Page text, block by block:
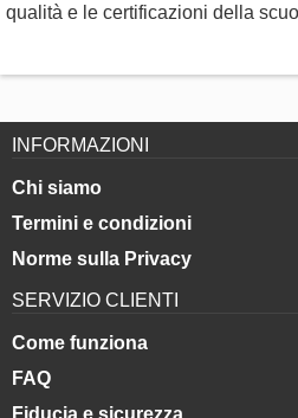
qualità e le certificazioni della
INFORMAZIONI
Chi siamo
Termini e condizioni
Norme sulla Privacy
SERVIZIO CLIENTI
Come funziona
FAQ
Fiducia e sicurezza